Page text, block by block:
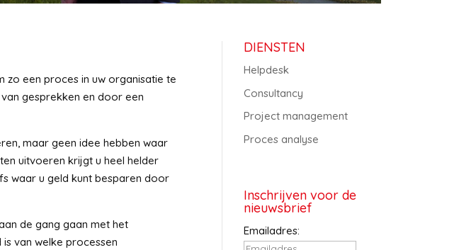
zo een proces in uw organisatie te
gesprekken en door een
maar geen idee hebben waar
uitvoeren krijgt u heel helder
waar u geld kunt besparen door
de gang gaan met het
van welke processen
DIENSTEN
Helpdesk
Consultancy
Project management
Proces analyse
Inschrijven voor de
nieuwsbrief
Emailadres: